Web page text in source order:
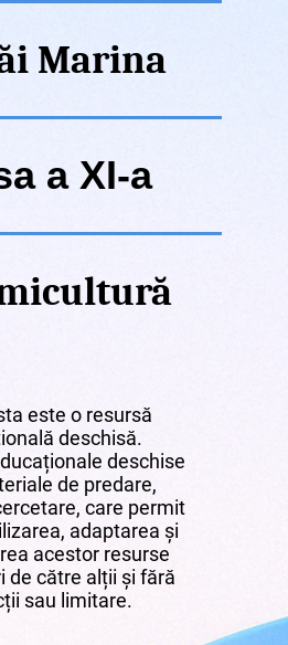
Marina
a XI-a
este o resursă
deschisă.
deschise
de predare,
care permit
adaptarea și
acestor resurse
de către alții și fără
sau limitare.